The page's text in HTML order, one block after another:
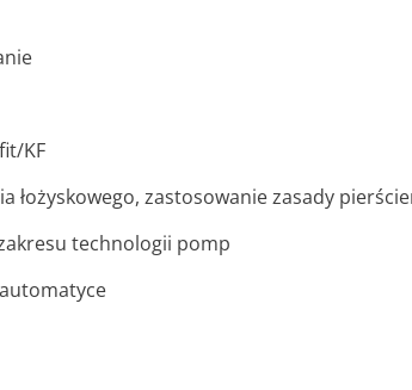
KF
zastosowanie zasady
technologii pomp